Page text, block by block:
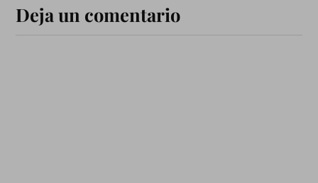
Deja un comentario